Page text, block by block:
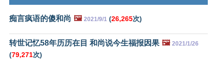
痴言疯语的傻和尚 🖼️ 2021/9/1 (26,265次)
转世记忆58年历历在目 和尚说今生福报因果 🖼️ 2021/1/26
(79,271次)